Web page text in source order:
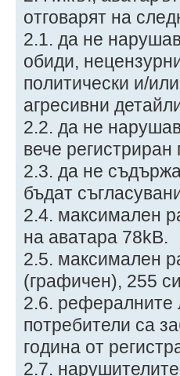
отговарят на
2.1. да не
обиди,
политически и/
агресивни
2.2. да не
вече регистриран
2.3. да не
бъдат
2.4. максимален
на аватара 78kB.
2.5. максимален
(графичен), 255
2.6. рефералните
потребители са
година от
2.7.